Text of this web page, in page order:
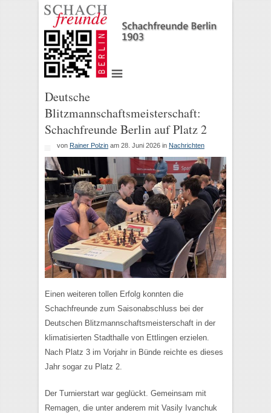
Deutsche
Blitzmannschaftsmeisterschaft:
Schachfreunde Berlin auf Platz 2
von Rainer Polzin am 28. Juni 2026 in Nachrichten
Einen weiteren tollen Erfolg konnten die
Schachfreunde zum Saisonabschluss bei der
Deutschen Blitzmannschaftsmeisterschaft in der
klimatisierten Stadthalle von Ettlingen erzielen.
Nach Platz 3 im Vorjahr in Bünde reichte es dieses
Jahr sogar zu Platz 2.
Der Turnierstart war geglückt. Gemeinsam mit
Remagen, die unter anderem mit Vasily Ivanchuk